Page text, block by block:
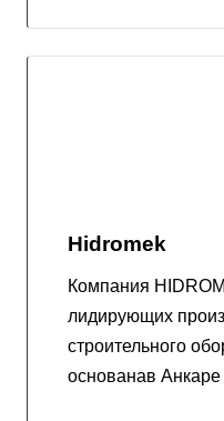
Hidromek
Компания
лидирующих
строительного
основанав Анкаре